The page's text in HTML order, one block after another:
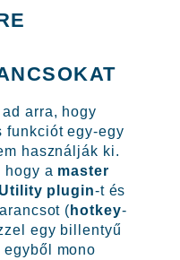
arra, hogy
funkciót egy-egy
használják ki.
hogy a master
Utility plugin-t és
( hotkey-
egy billentyű
egyből mono